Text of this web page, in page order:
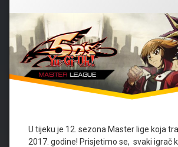
U tijeku je 12. sezona Master lige koja
2017. godine! Prisjetimo se, svaki igrač